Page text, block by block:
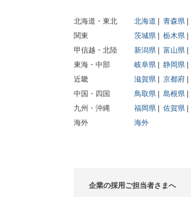
北海道・東北 北海道 青森県
関東
茨城県 栃木県
甲信越・北陸
新潟県 富山県
東海・中部
岐阜県 静岡県
近畿
滋賀県 京都府
中国・四国
鳥取県 島根県
九州・沖縄
福岡県 佐賀県
海外
海外
企業の採用ご担当者さまへ